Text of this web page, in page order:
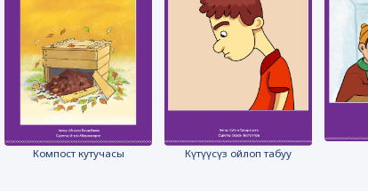
Компост кутучасы Күтүүсүз ойлоп табуу